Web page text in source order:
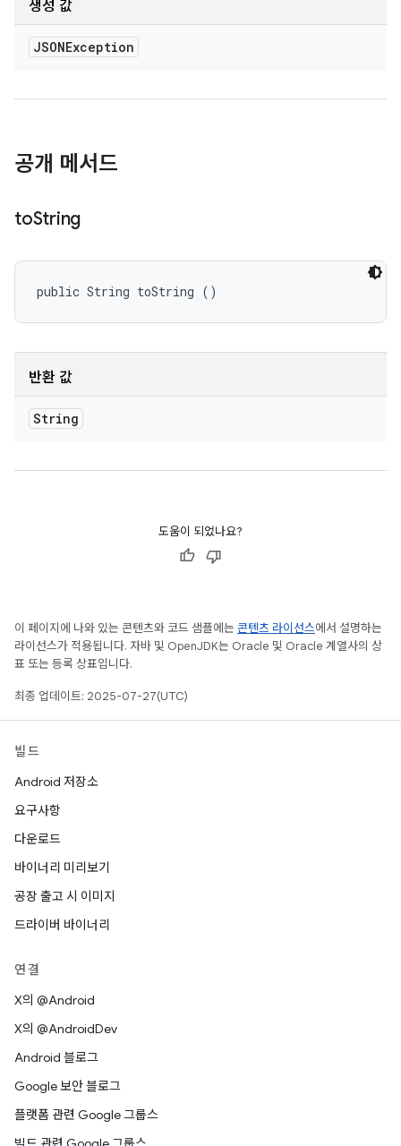
생성 값
JSONException
공개 메서드
toString
public String toString ()
반환 값
String
도움이 되었나요?
이 페이지에 나와 있는 콘텐츠와 코드 샘플에는 콘텐츠 라이선스에서 설명하는
라이선스가 적용됩니다. 자바 및 OpenJDK는 Oracle 및 Oracle 계열사의 상
표 또는 등록 상표입니다.
최종 업데이트: 2025-07-27(UTC)
빌드
Android 저장소
요구사항
다운로드
바이너리 미리보기
공장 출고 시 이미지
드라이버 바이너리
연결
X의 @Android
X의 @AndroidDev
Android 블로그
Google 보안 블로그
플랫폼 관련 Google 그룹스